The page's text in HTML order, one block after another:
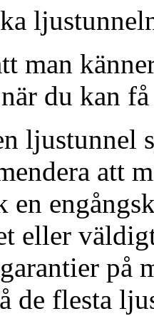
man
du kan
ljustunnel
att
eller
på
de flesta